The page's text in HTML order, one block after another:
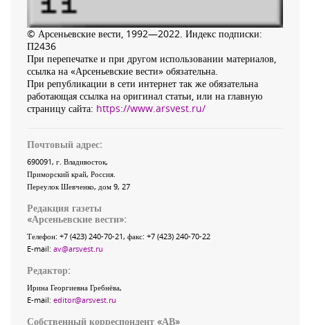
© Арсеньевские вести, 1992—2022. Индекс подписки:
П2436
При перепечатке и при другом использовании материалов,
ссылка на «Арсеньевские вести» обязательна.
При републикации в сети интернет так же обязательна
работающая ссылка на оригинал статьи, или на главную
страницу сайта: https://www.arsvest.ru/
Почтовый адрес:
690091, г. Владивосток,
Приморский край, Россия
Переулок Шевченко, дом 9, 27
Редакция газеты
«Арсеньевские вести»:
Телефон: +7 (423) 240-70-21, факс: +7 (423) 240-70-22
E-mail: av@arsvest.ru
Редактор:
Ирина Георгиевна Гребнёва,
E-mail: editor@arsvest.ru
Собственный корреспондент «АВ»